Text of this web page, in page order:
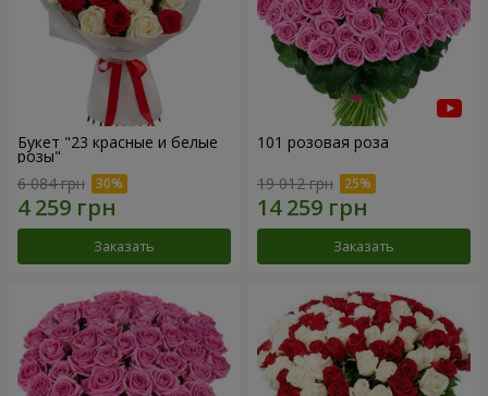
Букет "23 красные и белые
розы"
6 084 грн
Заказать
101 розовая роза
19 012 грн
Заказать